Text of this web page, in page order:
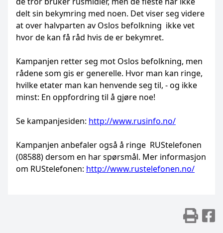
delt sin bekymring med noen. Det viser seg videre
at over halvparten av Oslos befolkning ikke vet
hvor de kan få råd hvis de er bekymret.
Kampanjen retter seg mot Oslos befolkning, men
rådene som gis er generelle. Hvor man kan ringe,
hvilke etater man kan henvende seg til, - og ikke
minst: En oppfordring til å gjøre noe!
Se kampanjesiden: http://www.rusinfo.no/
Kampanjen anbefaler også å ringe RUStelefonen
(08588) dersom en har spørsmål. Mer informasjon
om RUStelefonen: http://www.rustelefonen.no/